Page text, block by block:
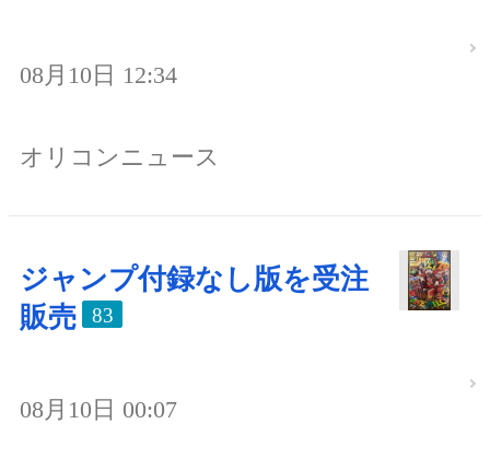
08月10日 12:34
オリコンニュース
ジャンプ付録なし版を受注
販売
83
08月10日 00:07